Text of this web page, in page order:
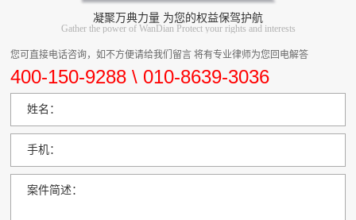
凝聚万典力量 为您的权益保驾护航
Gather the power of WanDian Protect your rights and interests
您可直接电话咨询，如不方便请给我们留言 将有专业律师为您回电解答
400-150-9288 \ 010-8639-3036
姓名：
手机：
案件简述：